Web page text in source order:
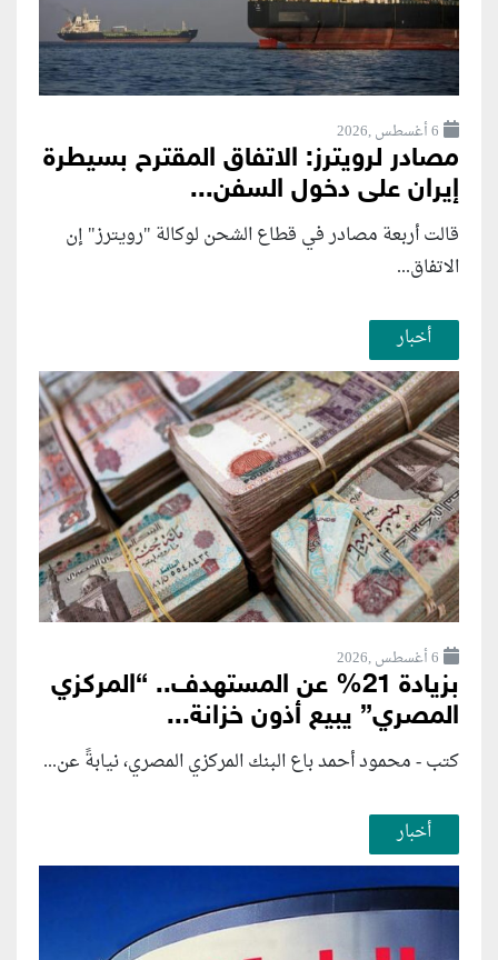
6 أغسطس ,2026
مصادر لرويترز: الاتفاق المقترح بسيطرة
إيران على دخول السفن...
قالت أربعة مصادر في قطاع الشحن لوكالة "رويترز" إن
الاتفاق...
أخبار
6 أغسطس ,2026
بزيادة 21% عن المستهدف.. “المركزي
المصري” يبيع أذون خزانة...
كتب - محمود أحمد باع البنك المركزي المصري، نيابةً عن...
أخبار